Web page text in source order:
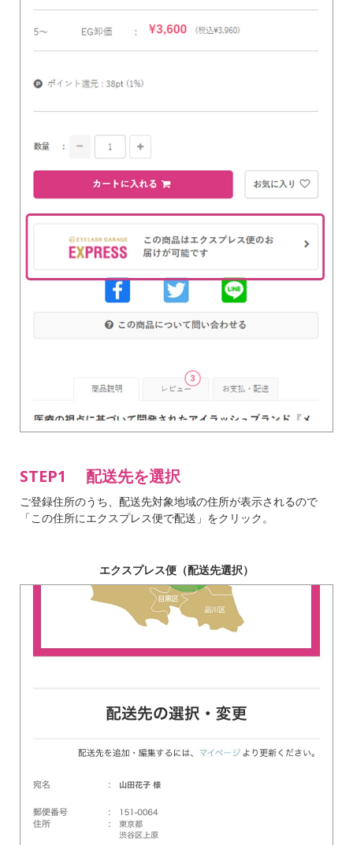
STEP1 配送先を選択
ご登録住所のうち、配送先対象地域の住所が表示されるので
「この住所にエクスプレス便で配送」をクリック。
エクスプレス便（配送先選択）